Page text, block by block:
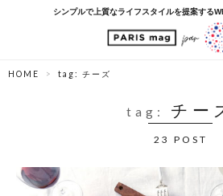
シンプルで上質なライフスタイルを提案する
HOME tag: チーズ
tag: チー
23 POST